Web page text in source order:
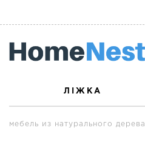
ЛІЖКА
мебель из натурального дерева